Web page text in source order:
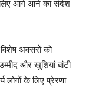
लिए आगे आने का संदेश
अवसरों को
और खुशियां बांटी
लोगों के लिए प्रेरणा